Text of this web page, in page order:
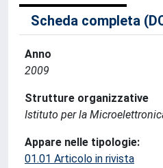
Scheda completa
Anno
2009
Strutture organizzative
Istituto per la
Appare nelle tipologie:
01.01 Articolo in rivista